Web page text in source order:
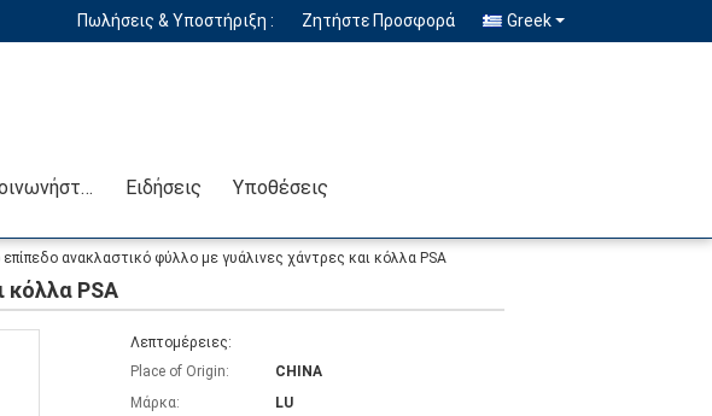
Πωλήσεις & Υποστήριξη : Ζητήστε Προσφορά Greek
Επικοινωνήστε μαζί μας Ειδήσεις Υποθέσεις
ανακλαστικό φύλλο με γυάλινες χάντρες και κόλλα PSA
κόλλα PSA
Λεπτομέρειες:
Place of Origin:
CHINA
Μάρκα:
LU